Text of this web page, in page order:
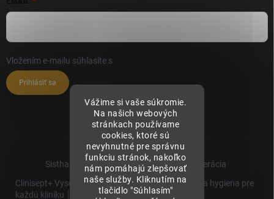
Vážime si vaše súkromie.
Na našich webových
stránkach používame
cookies, ktoré sú
nevyhnutné pre správnu
funkciu stránok, nakoľko
nám pomáhajú zlepšovať
naše služby. Kliknutím na
tlačidlo "Súhlasím"
Vložením e-mailu súhlasíte s
Prihlásiť sa
Sisthaema.sk - Skutočná Dermálna Regenerácia
Clinisept+ Vysoko účinné čistenie a antimikrobiálna hygiena pre
každú kliniku │